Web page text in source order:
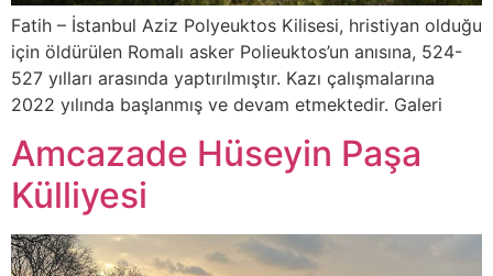
Fatih – İstanbul Aziz Polyeuktos Kilisesi, hristiyan olduğu
için öldürülen Romalı asker Polieuktos’un anısına, 524-
527 yılları arasında yaptırılmıştır. Kazı çalışmalarına
2022 yılında başlanmış ve devam etmektedir. Galeri
Amcazade Hüseyin Paşa
Külliyesi